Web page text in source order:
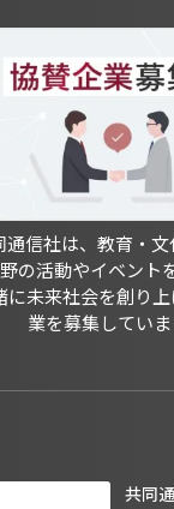
通信社は、教育・
の活動やイベント
に未来社会を創り
業を募集していま
共同